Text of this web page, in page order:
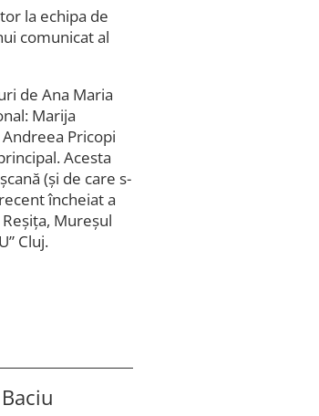
la echipa de
comunicat al
de Ana Maria
Marija
Andreea Pricopi
Acesta
(și de care s-
încheiat a
Mureșul
Cluj.